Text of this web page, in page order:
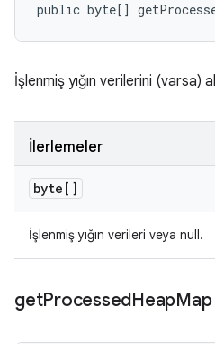
public byte[]
İşlenmiş yığın verilerini (varsa)
İlerlemeler
byte[]
İşlenmiş yığın verileri veya null.
getProcessedHeapMap